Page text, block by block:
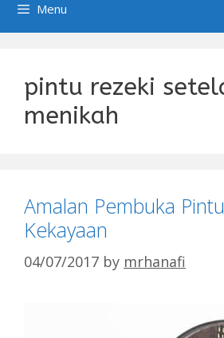
Menu
pintu rezeki
menikah
Amalan Pembuka
Kekayaan
04/07/2017 by mrhanafi